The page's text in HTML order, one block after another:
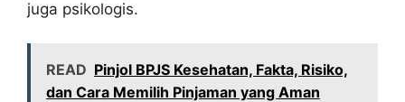
juga psikologis.
READ Pinjol BPJS Kesehatan, Fakta, Risiko,
dan Cara Memilih Pinjaman yang Aman